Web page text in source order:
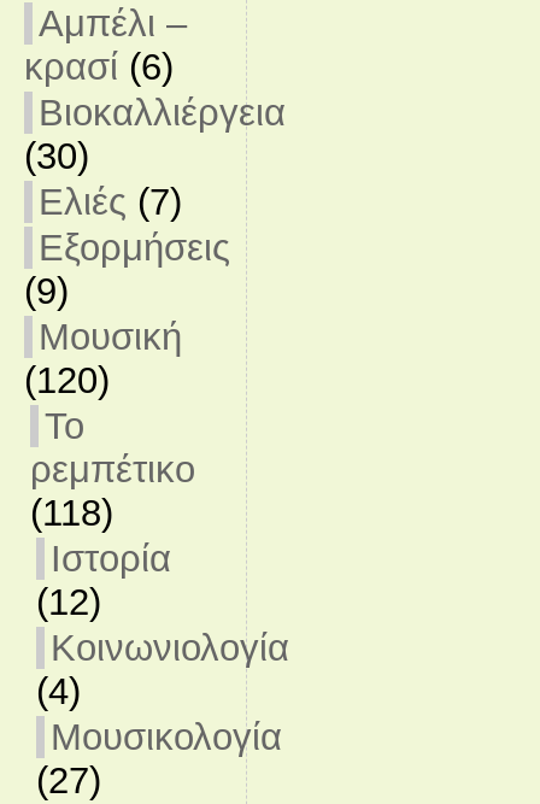
Αμπέλι –
κρασί (6)
Βιοκαλλιέργεια
(30)
Ελιές (7)
Εξορμήσεις
(9)
Μουσική
(120)
Το
ρεμπέτικο
(118)
Ιστορία
(12)
Κοινωνιολογία
(4)
Μουσικολογία
(27)